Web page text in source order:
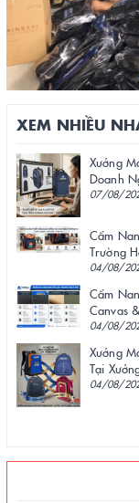
XEM NHIỀU
Xưởng
Doanh
07/08/
Cẩm
Trường
04/08/
Cẩm
Canvas
04/08/
Xưởng
Tại
04/08/